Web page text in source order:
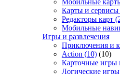
Мобильные
Карты и сервисы
Редакторы карт
Мобильные
Игры и развлечения
Приключения и
Action (10) (10)
Карточные игры
Логические игры